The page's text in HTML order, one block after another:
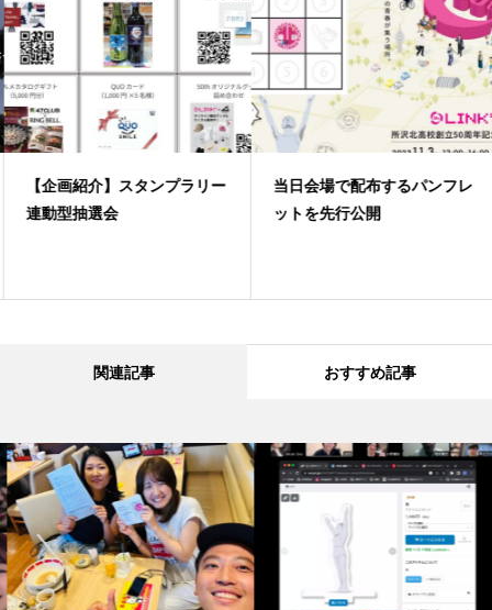
【企画紹介】スタンプラリー
連動型抽選会
当日会場で配布するパンフレ
ットを先行公開
関連記事 おすすめ記事